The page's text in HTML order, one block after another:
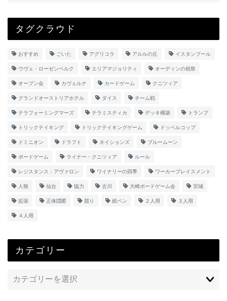
タグクラウド
おすすめ ごいた アグリコラ アルルの丘 イスタンブール
ウヴェ・ローゼンベルク エリアマジョリティ オーディンの祝祭
オープン会 カヴェルナ カードゲーム クニツィア
グランドオーストリアホテル ダイス チーム戦
テラフォーミングマーズ テラミスティカ デッキ構築 トランプ
トリックテイキング トリックテイキングゲーム ドッペルコップ
ドミニオン ドラフト ネイションズ ブルームーン
ボードゲーム ライナー・クニツィア ルール
レジスタンス：アヴァロン ワイナリーの四季 ワーカープレイスメント
人狼 仙台 協力 古川 大崎ボードゲーム会 宮城
拡張 正体隠匿 競り 紙ペン ２人用 ３人用
４人用
カテゴリー